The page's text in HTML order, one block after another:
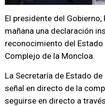
El presidente del
mañana una declaración
reconocimiento del Estado
Complejo de la Moncloa.
La Secretaría de Estado
señal en directo de la
seguirse en directo a